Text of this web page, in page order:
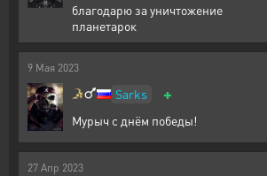
благодарю за уничтожение
планетарок
9 Мая 2023
Sarks +
Мурыч с днём победы!
27 Апр 2023